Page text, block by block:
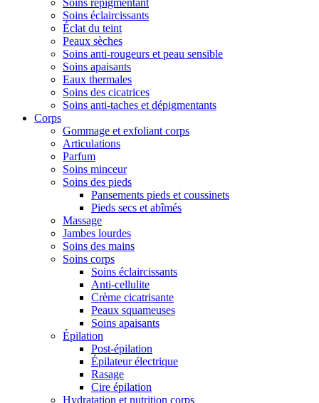
Soins éclaircissants
Éclat du teint
Peaux sèches
Soins anti-rougeurs et peau sensible
Soins apaisants
Eaux thermales
Soins des cicatrices
Soins anti-taches et dépigmentants
Corps
Gommage et exfoliant corps
Articulations
Parfum
Soins minceur
Soins des pieds
Pansements pieds et coussinets
Pieds secs et abîmés
Massage
Jambes lourdes
Soins des mains
Soins corps
Soins éclaircissants
Anti-cellulite
Crème cicatrisante
Peaux squameuses
Soins apaisants
Épilation
Post-épilation
Épilateur électrique
Rasage
Cire épilation
Hydratation et nutrition corps